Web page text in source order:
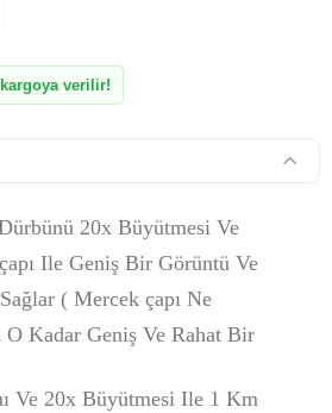
kargoya verilir!
20x Büyütmesi Ve
Ile Geniş Bir Görüntü Ve
( Mercek çapı Ne
Kadar Geniş Ve Rahat Bir
Ve 20x Büyütmesi Ile 1 Km